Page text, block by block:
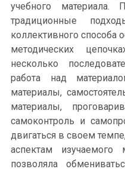
учебного материала.
традиционные
коллективного способа
методических
несколько
работа над
материалы,
материалы,
самоконтроль и
двигаться в своем
аспектам изучаемого
позволяла